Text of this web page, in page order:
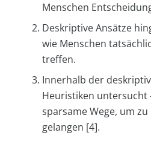
Menschen
Deskriptive Ansätze
wie Menschen
treffen.
Innerhalb der
Heuristiken untersucht
sparsame Wege, um
gelangen [4].